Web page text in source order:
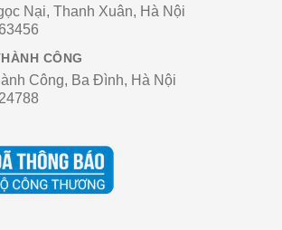
Nại, Thanh Xuân, Hà Nội
CÔNG
Công, Ba Đình, Hà Nội